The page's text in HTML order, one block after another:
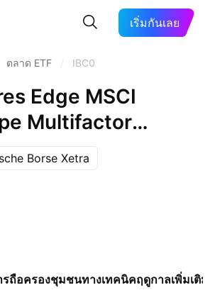
เริ่มกันเลย
ตลาด ETF IBC0
Edge MSCI
Multifactor
ETF
Borse Xetra
รถือครองชุมชนทางเทคนิคฤดูกาลเพิ่มเติม